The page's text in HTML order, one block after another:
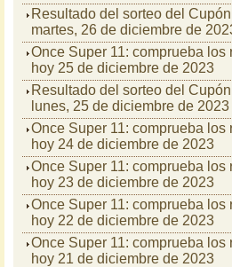
Resultado del sorteo del
martes, 26 de diciembre de
Once Super 11: comprueba
hoy 25 de diciembre de 2023
Resultado del sorteo del
lunes, 25 de diciembre de 2023
Once Super 11: comprueba
hoy 24 de diciembre de 2023
Once Super 11: comprueba
hoy 23 de diciembre de 2023
Once Super 11: comprueba
hoy 22 de diciembre de 2023
Once Super 11: comprueba
hoy 21 de diciembre de 2023